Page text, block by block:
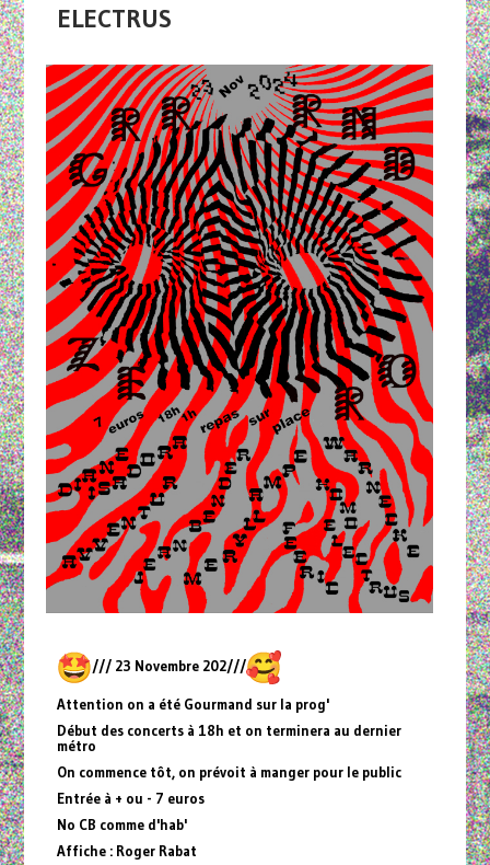
ELECTRUS
/// 23 Novembre 202///
Attention on a été Gourmand sur la prog'
Début des concerts à 18h et on terminera au dernier
métro
On commence tôt, on prévoit à manger pour le public
Entrée à + ou - 7 euros
No CB comme d'hab'
Affiche : Roger Rabat